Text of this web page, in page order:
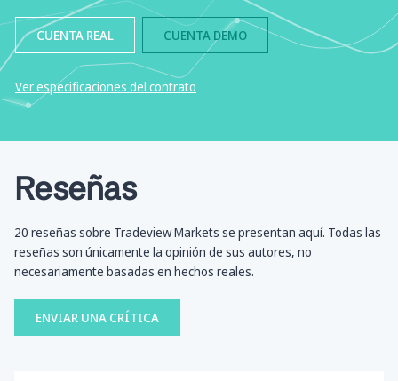
CUENTA REAL CUENTA DEMO
Ver especificaciones del contrato
Reseñas
20 reseñas sobre Tradeview Markets se presentan aquí. Todas las
reseñas son únicamente la opinión de sus autores, no
necesariamente basadas en hechos reales.
ENVIAR UNA CRÍTICA